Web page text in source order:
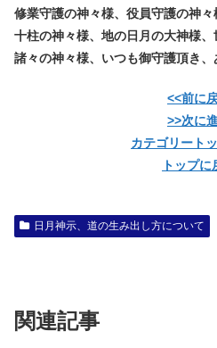
修業守護の神々様、役員守護の神
十柱の神々様、地の日月の大神様
諸々の神々様、いつも御守護頂き、
<<前に
>>次に
カテゴリート
トップに
日月神示、道の生み出し方について
関連記事